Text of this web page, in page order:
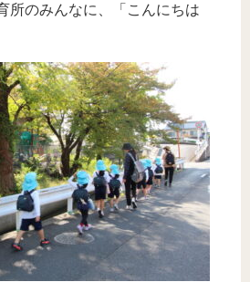
所のみんなに、「こんにちは